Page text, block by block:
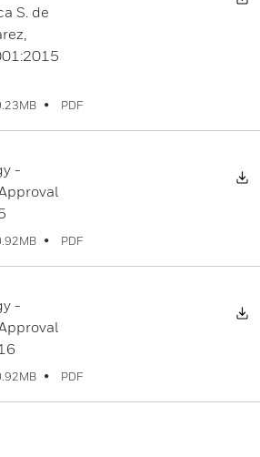
S. de
PDF
-
PDF
-
PDF